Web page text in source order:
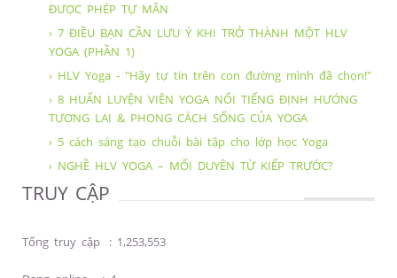
ĐƯỢC PHÉP TỰ MÃN
› 7 ĐIỀU BẠN CẦN LƯU Ý KHI TRỞ THÀNH MỘT HLV
YOGA (PHẦN 1)
› HLV Yoga - "Hãy tự tin trên con đường mình đã chọn!"
› 8 HUẤN LUYỆN VIÊN YOGA NỔI TIẾNG ĐỊNH HƯỚNG
TƯƠNG LAI & PHONG CÁCH SỐNG CỦA YOGA
› 5 cách sáng tạo chuỗi bài tập cho lớp học Yoga
› NGHỀ HLV YOGA – MỐI DUYÊN TỪ KIẾP TRƯỚC?
TRUY CẬP
Tổng truy cập : 1,253,553